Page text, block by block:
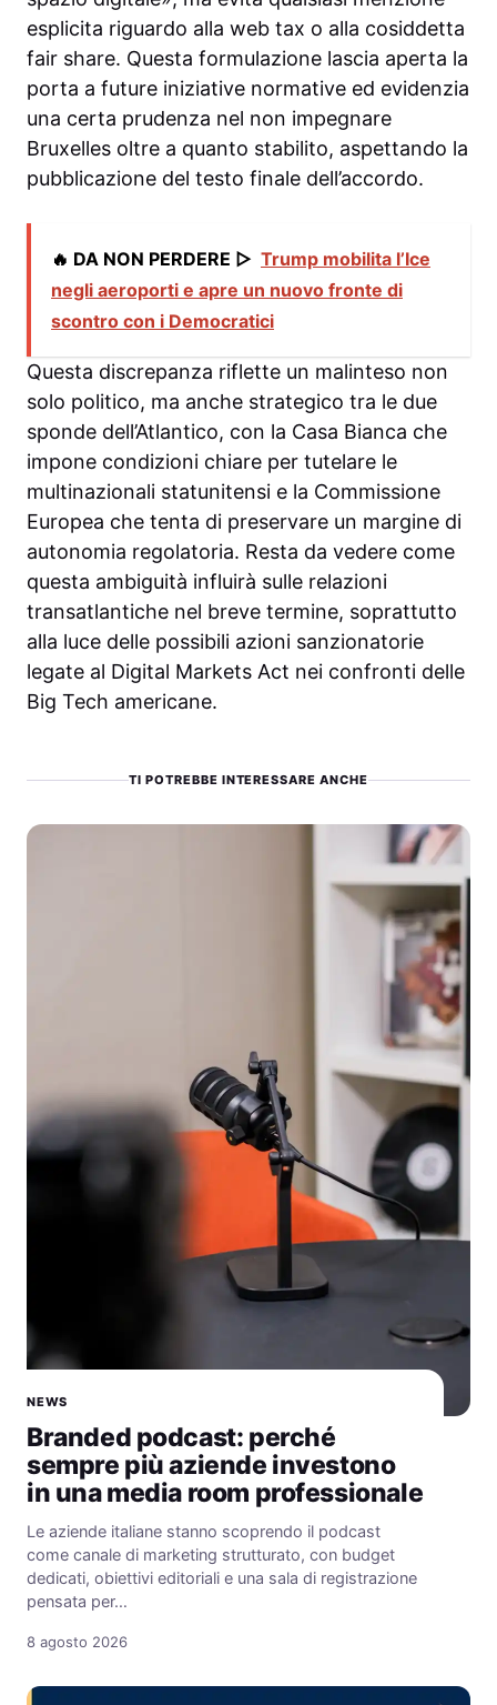
esplicita riguardo alla web tax o alla cosiddetta
fair share. Questa formulazione lascia aperta la
porta a future iniziative normative ed evidenzia
una certa prudenza nel non impegnare
Bruxelles oltre a quanto stabilito, aspettando la
pubblicazione del testo finale dell’accordo.
🔥 DA NON PERDERE ▷ Trump mobilita l’Ice
negli aeroporti e apre un nuovo fronte di
scontro con i Democratici
Questa discrepanza riflette un malinteso non
solo politico, ma anche strategico tra le due
sponde dell’Atlantico, con la Casa Bianca che
impone condizioni chiare per tutelare le
multinazionali statunitensi e la Commissione
Europea che tenta di preservare un margine di
autonomia regolatoria. Resta da vedere come
questa ambiguità influirà sulle relazioni
transatlantiche nel breve termine, soprattutto
alla luce delle possibili azioni sanzionatorie
legate al Digital Markets Act nei confronti delle
Big Tech americane.
TI POTREBBE INTERESSARE ANCHE
NEWS
Branded podcast: perché
sempre più aziende investono
in una media room professionale
Le aziende italiane stanno scoprendo il podcast
come canale di marketing strutturato, con budget
dedicati, obiettivi editoriali e una sala di registrazione
pensata per…
8 agosto 2026